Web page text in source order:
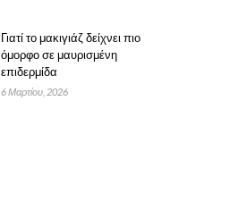
Γιατί το μακιγιάζ δείχνει πιο
όμορφο σε μαυρισμένη
επιδερμίδα
6 Μαρτίου, 2026